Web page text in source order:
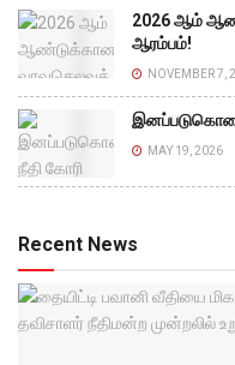
2026 ஆம்
ஆரம்பம்!
NOVEMBER 7,
MAY 19, 2026
Recent News